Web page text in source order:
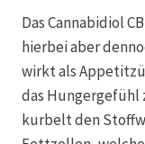
Das Cannabidiol
hierbei aber
wirkt als
das Hungergefühl
kurbelt den